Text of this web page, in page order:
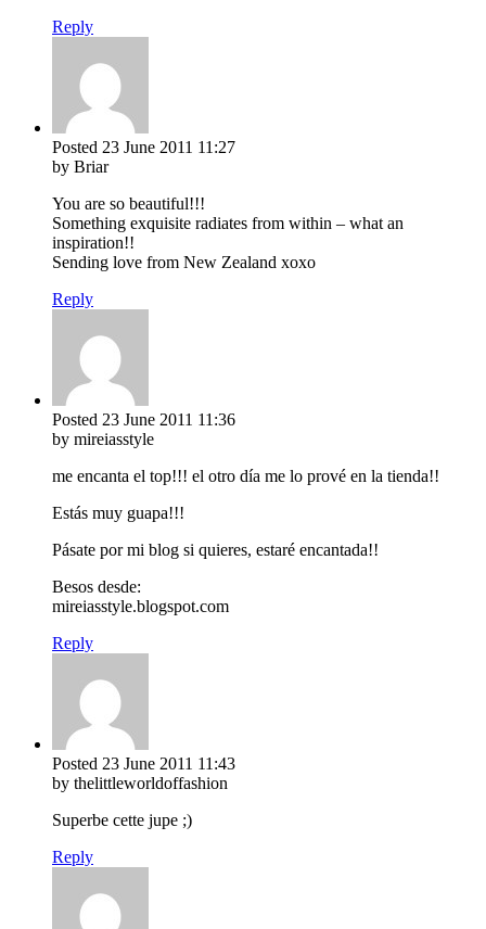
Reply
Posted 23 June 2011 11:27
by Briar
You are so beautiful!!!
Something exquisite radiates from within – what an
inspiration!!
Sending love from New Zealand xoxo
Reply
Posted 23 June 2011 11:36
by mireiasstyle
me encanta el top!!! el otro día me lo prové en la tienda!!
Estás muy guapa!!!
Pásate por mi blog si quieres, estaré encantada!!
Besos desde:
mireiasstyle.blogspot.com
Reply
Posted 23 June 2011 11:43
by thelittleworldoffashion
Superbe cette jupe ;)
Reply